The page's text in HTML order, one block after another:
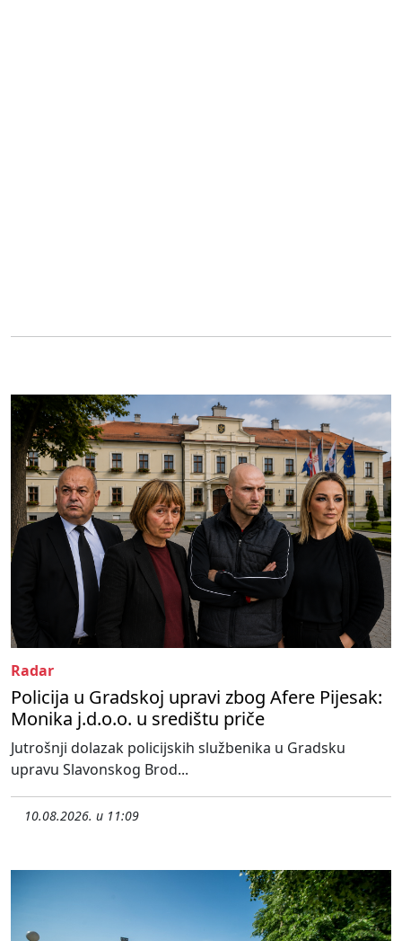
Radar
Policija u Gradskoj upravi zbog Afere Pijesak:
Monika j.d.o.o. u središtu priče
Jutrošnji dolazak policijskih službenika u Gradsku
upravu Slavonskog Brod...
10.08.2026. u 11:09